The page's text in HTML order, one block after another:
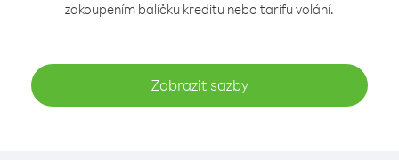
zakoupením balíčku kreditu nebo tarifu volání.
Zobrazit sazby